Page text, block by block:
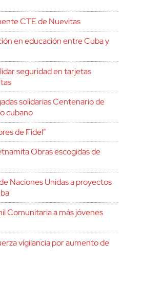
CTE de Nuevitas
en educación entre Cuba y
seguridad en tarjetas
solidarias Centenario de
cubano
de Fidel”
Obras escogidas de
Naciones Unidas a proyectos
Comunitaria a más jóvenes
vigilancia por aumento de